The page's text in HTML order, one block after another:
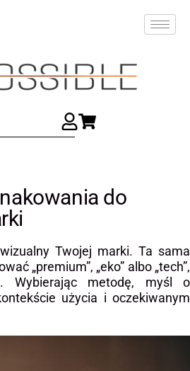
do
Twojej marki. Ta sama
„premium”, „eko” albo „tech”,
Wybierając metodę, myśl o
użycia i oczekiwanym